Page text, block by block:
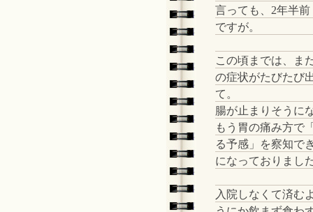
言っても、2年半前
ですが。
この頃までは、ま
の症状がたびたび
て。
腸が止まりそうに
もう胃の痛み方で
る予感」を察知で
になっておりまし
入院しなくて済む